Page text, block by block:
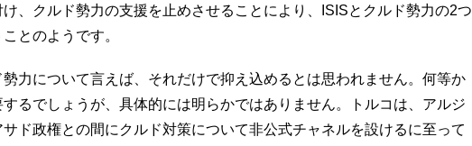
、クルド勢力の支援を止めさせることにより、ISISとクルド勢力の2つ
とのようです。
力について言えば、それだけで抑え込めるとは思われません。何等か
るでしょうが、具体的には明らかではありません。トルコは、アルジ
サド政権との間にクルド対策について非公式チャネルを設けるに至って